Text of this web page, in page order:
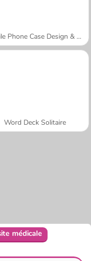
Mobile Phone Case Design & DIY
Word Deck Solitaire
médicale